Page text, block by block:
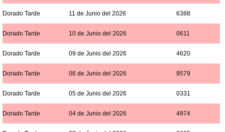
Dorado Tarde 11 de Junio del 2026 6388
Dorado Tarde 10 de Junio del 2026 0611
Dorado Tarde 09 de Junio del 2026 4620
Dorado Tarde 06 de Junio del 2026 9579
Dorado Tarde 05 de Junio del 2026 0331
Dorado Tarde 04 de Junio del 2026 4974